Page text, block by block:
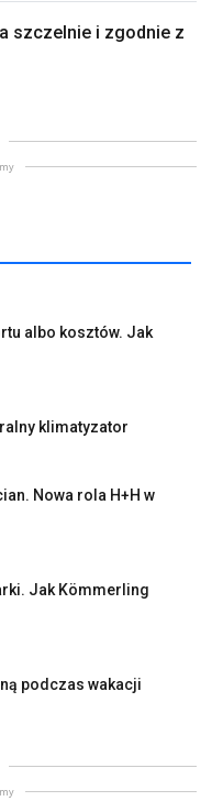
szczelnie i zgodnie z
albo kosztów. Jak
klimatyzator
Nowa rola H+H w
Jak Kömmerling
podczas wakacji